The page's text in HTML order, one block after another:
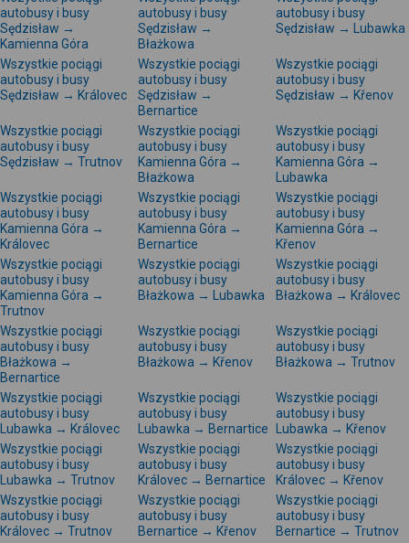
autobusy i busy
Sędzisław →
Kamienna Góra
autobusy i busy
Sędzisław →
Błażkowa
autobusy i busy
Sędzisław → Lubawka
Wszystkie pociągi
autobusy i busy
Sędzisław → Královec
Wszystkie pociągi
autobusy i busy
Sędzisław →
Bernartice
Wszystkie pociągi
autobusy i busy
Sędzisław → Křenov
Wszystkie pociągi
autobusy i busy
Sędzisław → Trutnov
Wszystkie pociągi
autobusy i busy
Kamienna Góra →
Błażkowa
Wszystkie pociągi
autobusy i busy
Kamienna Góra →
Lubawka
Wszystkie pociągi
autobusy i busy
Kamienna Góra →
Královec
Wszystkie pociągi
autobusy i busy
Kamienna Góra →
Bernartice
Wszystkie pociągi
autobusy i busy
Kamienna Góra →
Křenov
Wszystkie pociągi
autobusy i busy
Kamienna Góra →
Trutnov
Wszystkie pociągi
autobusy i busy
Błażkowa → Lubawka
Wszystkie pociągi
autobusy i busy
Błażkowa → Královec
Wszystkie pociągi
autobusy i busy
Błażkowa →
Bernartice
Wszystkie pociągi
autobusy i busy
Błażkowa → Křenov
Wszystkie pociągi
autobusy i busy
Błażkowa → Trutnov
Wszystkie pociągi
autobusy i busy
Lubawka → Královec
Wszystkie pociągi
autobusy i busy
Lubawka → Bernartice
Wszystkie pociągi
autobusy i busy
Lubawka → Křenov
Wszystkie pociągi
autobusy i busy
Lubawka → Trutnov
Wszystkie pociągi
autobusy i busy
Královec → Bernartice
Wszystkie pociągi
autobusy i busy
Královec → Křenov
Wszystkie pociągi
autobusy i busy
Královec → Trutnov
Wszystkie pociągi
autobusy i busy
Bernartice → Křenov
Wszystkie pociągi
autobusy i busy
Bernartice → Trutnov